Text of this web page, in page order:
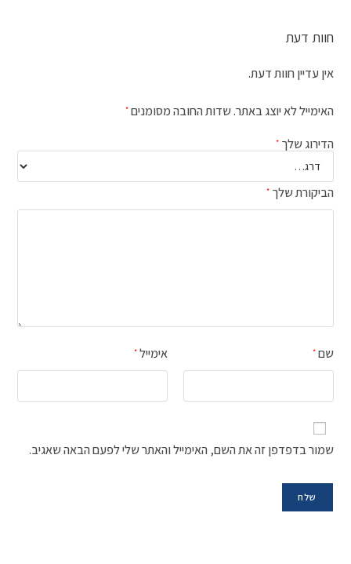
חוות דעת
אין עדיין חוות דעת.
האימייל לא יוצג באתר.שדות החובה מסומנים*
הדירוג שלך*
הביקורת שלך*
שם* אימייל *
שמור בדפדפן זה את השם, האימייל והאתר שלי לפעם הבאה שאגיב.